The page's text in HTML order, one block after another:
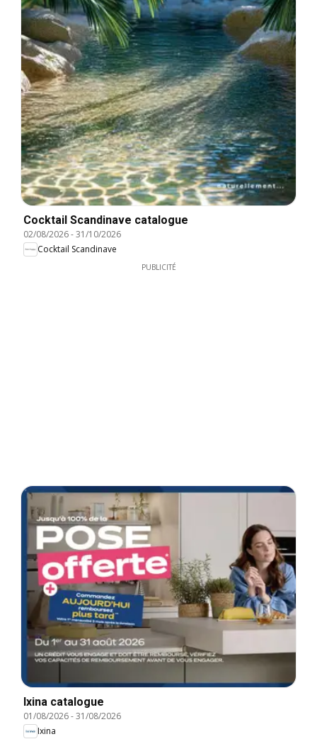
Cocktail Scandinave catalogue
02/08/2026-31/10/2026
Cocktail Scandinave
PUBLICITÉ
Ixina catalogue
01/08/2026-31/08/2026
Ixina